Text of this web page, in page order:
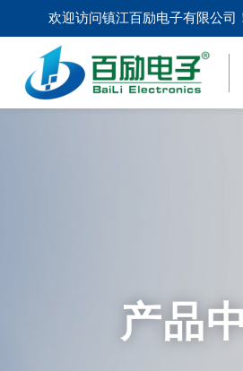
欢迎访问镇江百励电子有限公司
产品